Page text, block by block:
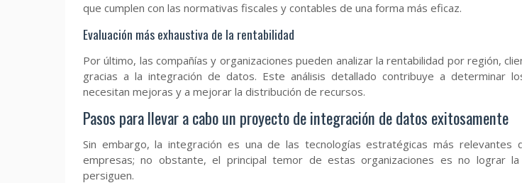
que cumplen con las normativas fiscales y contables de una forma más eficaz.
Evaluación más exhaustiva de la rentabilidad
Por último, las compañías y organizaciones pueden analizar la rentabilidad por región,
gracias a la integración de datos. Este análisis detallado contribuye a determinar
necesitan mejoras y a mejorar la distribución de recursos.
Pasos para llevar a cabo un proyecto de integración de datos exitosamente
Sin embargo, la integración es una de las tecnologías estratégicas más relevantes
empresas; no obstante, el principal temor de estas organizaciones es no lograr la
persiguen.